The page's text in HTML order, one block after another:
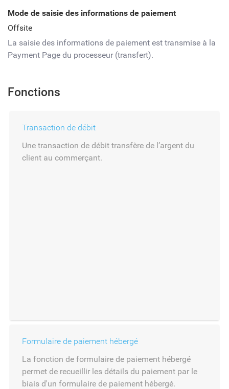
Mode de saisie des informations de paiement
Offsite
La saisie des informations de paiement est transmise à la
Payment Page du processeur (transfert).
Fonctions
Transaction de débit
Une transaction de débit transfère de l’argent du
client au commerçant.
Formulaire de paiement hébergé
La fonction de formulaire de paiement hébergé
permet de recueillir les détails du paiement par le
biais d'un formulaire de paiement hébergé.